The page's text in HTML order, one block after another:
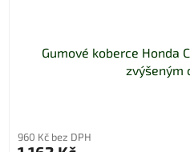
Gumové koberce Honda
zvýšeným
960 Kč bez DPH